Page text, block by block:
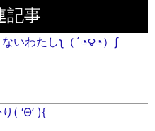
記事
いわたしʅ（´◔౪◔）ʃ
( ‘Θ’ ){